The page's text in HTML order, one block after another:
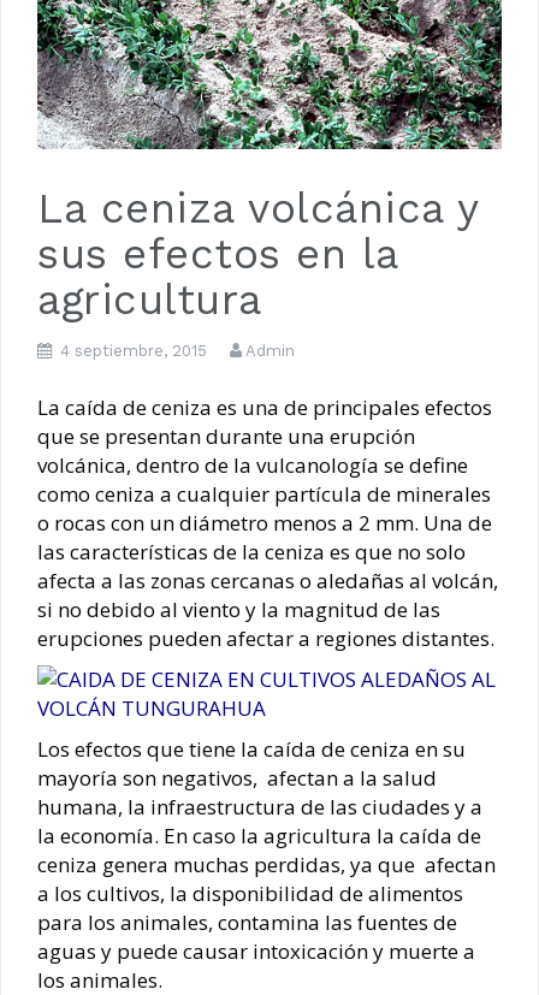
La ceniza volcánica y
sus efectos en la
agricultura
4 septiembre, 2015 Admin
La caída de ceniza es una de principales efectos
que se presentan durante una erupción
volcánica, dentro de la vulcanología se define
como ceniza a cualquier partícula de minerales
o rocas con un diámetro menos a 2 mm. Una de
las características de la ceniza es que no solo
afecta a las zonas cercanas o aledañas al volcán,
si no debido al viento y la magnitud de las
erupciones pueden afectar a regiones distantes.
Los efectos que tiene la caída de ceniza en su
mayoría son negativos, afectan a la salud
humana, la infraestructura de las ciudades y a
la economía. En caso la agricultura la caída de
ceniza genera muchas perdidas, ya que afectan
a los cultivos, la disponibilidad de alimentos
para los animales, contamina las fuentes de
aguas y puede causar intoxicación y muerte a
los animales.